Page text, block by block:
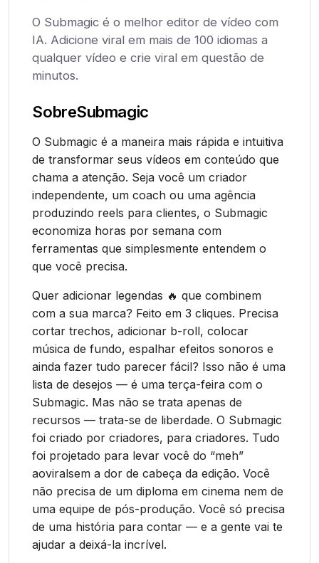
O Submagic é o melhor editor de vídeo com
IA. Adicione viral em mais de 100 idiomas a
qualquer vídeo e crie viral em questão de
minutos.
SobreSubmagic
O Submagic é a maneira mais rápida e intuitiva
de transformar seus vídeos em conteúdo que
chama a atenção. Seja você um criador
independente, um coach ou uma agência
produzindo reels para clientes, o Submagic
economiza horas por semana com
ferramentas que simplesmente entendem o
que você precisa.
Quer adicionar legendas 🔥 que combinem
com a sua marca? Feito em 3 cliques. Precisa
cortar trechos, adicionar b-roll, colocar
música de fundo, espalhar efeitos sonoros e
ainda fazer tudo parecer fácil? Isso não é uma
lista de desejos — é uma terça-feira com o
Submagic. Mas não se trata apenas de
recursos — trata-se de liberdade. O Submagic
foi criado por criadores, para criadores. Tudo
foi projetado para levar você do “meh”
aoviralsem a dor de cabeça da edição. Você
não precisa de um diploma em cinema nem de
uma equipe de pós-produção. Você só precisa
de uma história para contar — e a gente vai te
ajudar a deixá-la incrível.